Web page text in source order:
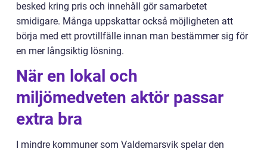
besked kring pris och innehåll gör samarbetet
smidigare. Många uppskattar också möjligheten att
börja med ett provtillfälle innan man bestämmer sig för
en mer långsiktig lösning.
När en lokal och
miljömedveten aktör passar
extra bra
I mindre kommuner som Valdemarsvik spelar den